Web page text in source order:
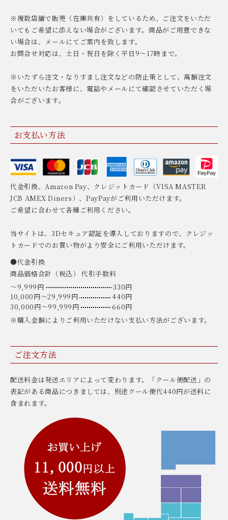
※複数店舗で販売（在庫共有）をしているため、ご注文をいただ
いてもご希望に添えない場合がございます。商品がご用意できな
い場合は、メールにてご案内を致します。
お問合せ対応は、土日・祝日を除く平日9〜17時まで。
※いたずら注文・なりすまし注文などの防止策として、高額注文
をいただいたお客様に、電話やメールにて確認させていただく場
合がございます。
お支払い方法
代金引換、Amazon Pay、クレジットカード（VISA MASTER
JCB AMEX Diners）、PayPayがご利用いただけます。
ご希望に合わせて各種ご利用ください。
当サイトは、3Dセキュア認証を導入しておりますので、クレジッ
トカードでのお買い物がより安全にご利用いただけます。
●代金引換
商品価格合計（税込） 代引手数料
〜9,999円
330円
10,000円〜29,999円
440円
30,000円〜99,999円
660円
※購入金額によりご利用いただけない支払い方法がございます。
ご注文方法
配送料金は発送エリアによって変わります。「クール便配送」の
表記がある商品につきましては、別途クール便代440円が送料に
含まれます。